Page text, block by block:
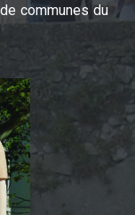
communes du